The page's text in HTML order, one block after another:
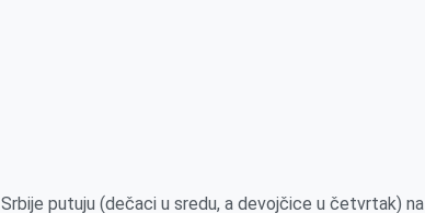
putuju (dečaci u sredu, a devojčice u četvrtak) na